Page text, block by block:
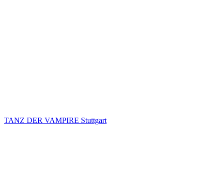
TANZ DER VAMPIRE Stuttgart